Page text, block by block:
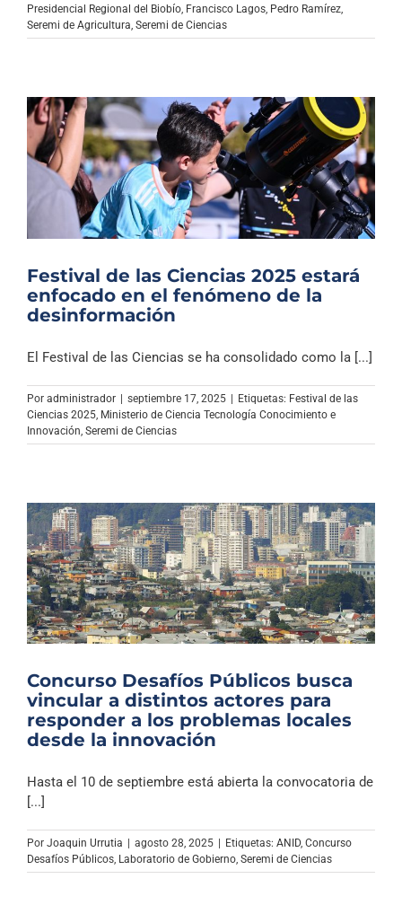
Presidencial Regional del Biobío Francisco Lagos Pedro Ramírez
Seremi de Agricultura Seremi de Ciencias
Festival de las Ciencias 2025 estará
enfocado en el fenómeno de la
desinformación
El Festival de las Ciencias se ha consolidado como la [...]
Por administrador | septiembre 17, 2025 | Etiquetas: Festival de las
Ciencias 2025 Ministerio de Ciencia Tecnología Conocimiento e
Innovación Seremi de Ciencias
Concurso Desafíos Públicos busca
vincular a distintos actores para
responder a los problemas locales
desde la innovación
Hasta el 10 de septiembre está abierta la convocatoria de
[...]
Por Joaquin Urrutia agosto 28, 2025 Etiquetas: ANID, Concurso
Desafíos Públicos, Laboratorio de Gobierno, Seremi de Ciencias